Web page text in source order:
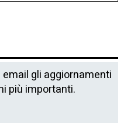
gli aggiornamenti
più importanti.